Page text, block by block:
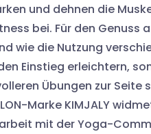
und dehnen die
bei. Für den
wie die Nutzung
Einstieg erleichtern,
Übungen zur Seite
Marke KIMJALY
mit der Yoga-